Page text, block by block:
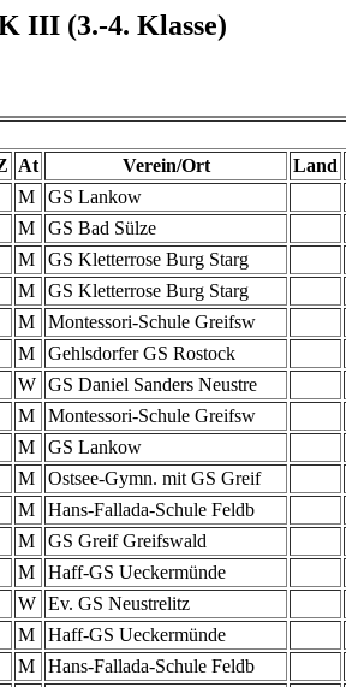
III (3.-4. Klasse)
At Verein/Ort Land
M GS Lankow
M GS Bad Sülze
M GS Kletterrose Burg Starg
M GS Kletterrose Burg Starg
M Montessori-Schule Greifsw
M Gehlsdorfer GS Rostock
W GS Daniel Sanders Neustre
M Montessori-Schule Greifsw
M GS Lankow
M Ostsee-Gymn. mit GS Greif
M Hans-Fallada-Schule Feldb
M GS Greif Greifswald
M Haff-GS Ueckermünde
W Ev. GS Neustrelitz
M Haff-GS Ueckermünde
M Hans-Fallada-Schule Feldb